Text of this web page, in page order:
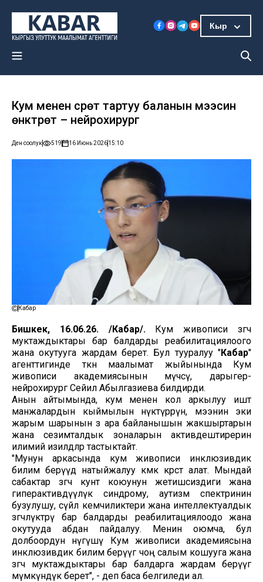
Кыр
Кум менен сүрөт тартуу баланын мээсин
өнүктүрөт – нейрохирург
Ден соолук 519 16 Июнь 202615:10
Кабар
Бишкек, 16.06.26. /Кабар/.Кум живописи өзгөчө
муктаждыктары бар балдарды реабилитациялоого
жана окутууга жардам берет. Бул тууралуу "Кабар"
агенттигинде өткөн маалымат жыйынында Кум
живописи академиясынын мүчөсү, дарыгер-
нейрохирург Сейил Абылгазиева билдирди.
Анын айтымында, кум менен кол аркылуу иштөө
манжалардын кыймылын өнүктүрөрүн, мээнин эки
жарым шарынын өз ара байланышын жакшыртарын
жана сезимталдык зоналарын активдештирерин
илимий изилдөөлөр тастыктайт.
"Мунун аркасында кум живописи инклюзивдик
билим берүүдө натыйжалуу көмөк көрсөтө алат. Мындай
сабактар өзгөчө кунт коюунун жетишсиздиги жана
гиперактивдүүлүк синдрому, аутизм спектринин
бузулушу, сүйлөө кемчиликтери жана интеллектуалдык
өзгөчөлүктөрү бар балдарды реабилитациялоодо жана
окутууда абдан пайдалуу. Менин оюмча, бул
долбоордун өнүгүшү Кум живописи академиясына
инклюзивдик билим берүүгө чоң салым кошууга жана
өзгөчө муктаждыктары бар балдарга жардам берүүгө
мүмкүндүк берет", - деп баса белгиледи ал.